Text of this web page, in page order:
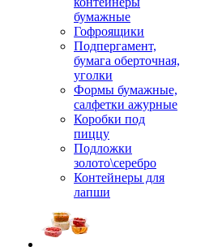
бумажные
Гофроящики
Подпергамент,
бумага оберточная,
уголки
Формы бумажные,
салфетки ажурные
Коробки под
пиццу
Подложки
золото\серебро
Контейнеры для
лапши